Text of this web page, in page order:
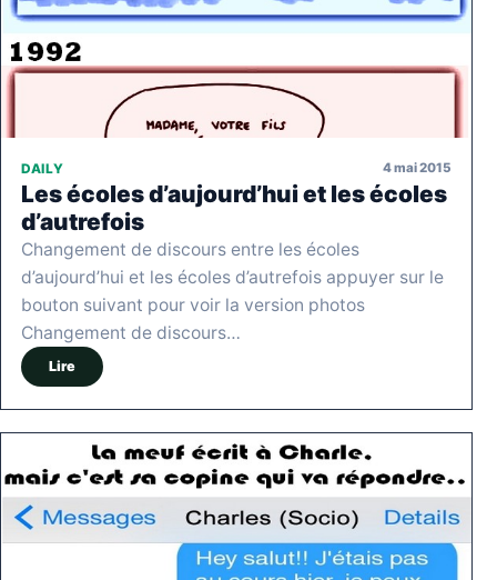
DAILY 4 mai 2015
Les écoles d’aujourd’hui et les écoles
d’autrefois
Changement de discours entre les écoles
d’aujourd’hui et les écoles d’autrefois appuyer sur le
bouton suivant pour voir la version photos
Changement de discours…
Lire